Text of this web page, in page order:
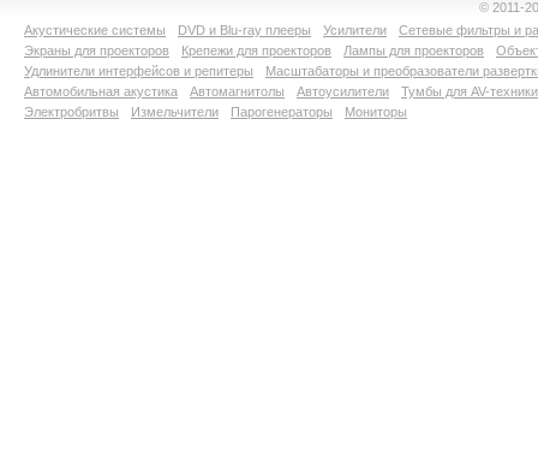
© 2011-
Акустические системы
DVD и Blu-ray плееры Усилители
Сетевые фильтры и
Экраны для проекторов
Крепежи для проекторов Лампы для проекторов
Удлинители интерфейсов и репитеры
Масштабаторы и преобразователи
Автомобильная акустика
Автомагнитолы Автоусилители
Тумбы для AV-техники
Электробритвы
Измельчители Парогенераторы Мониторы